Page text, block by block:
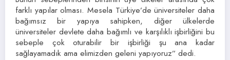
farklı yapılar olması. Mesela Türkiye’de üniversiteler daha
bağımsız bir yapıya sahipken, diğer ülkelerde
üniversiteler devlete daha bağımlı ve karşılıklı işbirliğini bu
sebeple çok oturabilir bir işbirliği şu ana kadar
sağlayamadık ama elimizden geleni yapıyoruz” dedi.